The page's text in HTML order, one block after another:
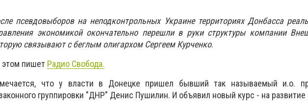
псевдовыборов на неподконтрольных Украине территориях Донбасса
экономикой окончательно перешли в руки структуры компании
связывают с беглым олигархом Сергеем Курченко.
этом пишет Радио Свобода.
что у власти в Донецке пришел бывший так называемый и.о.
группировки "ДНР" Денис Пушилин. И объявил новый курс - на развитие